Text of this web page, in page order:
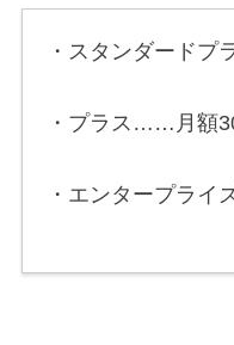
・スタンダード
・プラス……月額
・エンタープラ